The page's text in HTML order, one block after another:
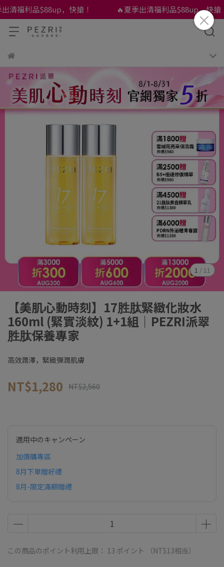
利品$88up，快搶！ 🔥夏季出清福利品$88up，快搶！
1 / 11
【美肌心動時刻】17胜肽緊緻化妝水
160ml (緊實淡紋) 1+1組｜PEZRI派翠
胜肽保養專家
高效潤澤，緊緻彈潤肌膚
NT$1,280 NT$2,560
適用中のキャンペーン
加價購專區
8月下單贈好禮
8月-限定滿額贈禮
この商品のポイント利用上限： 13 ポイント （NT$13相当）